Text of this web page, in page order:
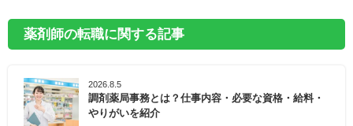
薬剤師の転職に関する記事
2026.8.5
調剤薬局事務とは？仕事内容・必要な資格・給料・
やりがいを紹介